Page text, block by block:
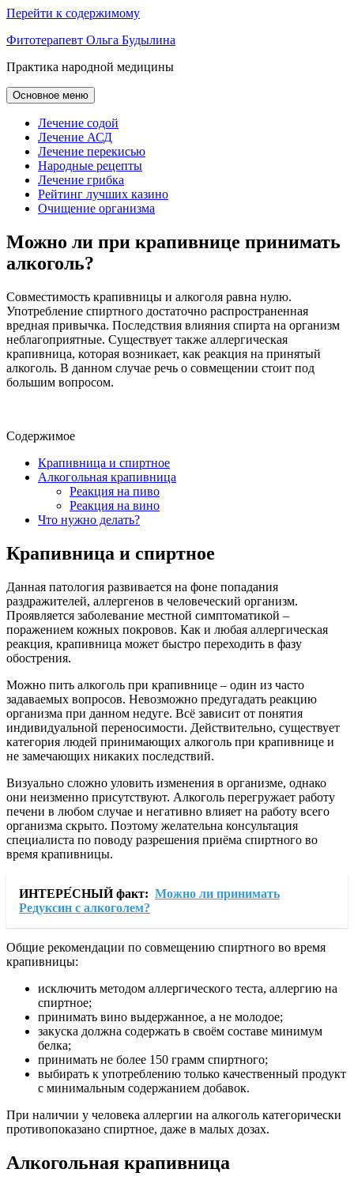
Перейти к содержимому
Фитотерапевт Ольга Будылина
Практика народной медицины
Основное меню
Лечение содой
Лечение АСД
Лечение перекисью
Народные рецепты
Лечение грибка
Рейтинг лучших казино
Очищение организма
Можно ли при крапивнице принимать
алкоголь?
Совместимость крапивницы и алкоголя равна нулю.
Употребление спиртного достаточно распространенная
вредная привычка. Последствия влияния спирта на организм
неблагоприятные. Существует также аллергическая
крапивница, которая возникает, как реакция на принятый
алкоголь. В данном случае речь о совмещении стоит под
большим вопросом.
Содержимое
Крапивница и спиртное
Алкогольная крапивница
Реакция на пиво
Реакция на вино
Что нужно делать?
Крапивница и спиртное
Данная патология развивается на фоне попадания
раздражителей, аллергенов в человеческий организм.
Проявляется заболевание местной симптоматикой –
поражением кожных покровов. Как и любая аллергическая
реакция, крапивница может быстро переходить в фазу
обострения.
Можно пить алкоголь при крапивнице – один из часто
задаваемых вопросов. Невозможно предугадать реакцию
организма при данном недуге. Всё зависит от понятия
индивидуальной переносимости. Действительно, существует
категория людей принимающих алкоголь при крапивнице и
не замечающих никаких последствий.
Визуально сложно уловить изменения в организме, однако
они неизменно присутствуют. Алкоголь перегружает работу
печени в любом случае и негативно влияет на работу всего
организма скрыто. Поэтому желательна консультация
специалиста по поводу разрешения приёма спиртного во
время крапивницы.
ИНТЕРЕ́СНЫЙ факт: Можно ли принимать
Редуксин с алкоголем?
Общие рекомендации по совмещению спиртного во время
крапивницы:
исключить методом аллергического теста, аллергию на
спиртное;
принимать вино выдержанное, а не молодое;
закуска должна содержать в своём составе минимум
белка;
принимать не более 150 грамм спиртного;
выбирать к употреблению только качественный продукт
с минимальным содержанием добавок.
При наличии у человека аллергии на алкоголь категорически
противопоказано спиртное, даже в малых дозах.
Алкогольная крапивница